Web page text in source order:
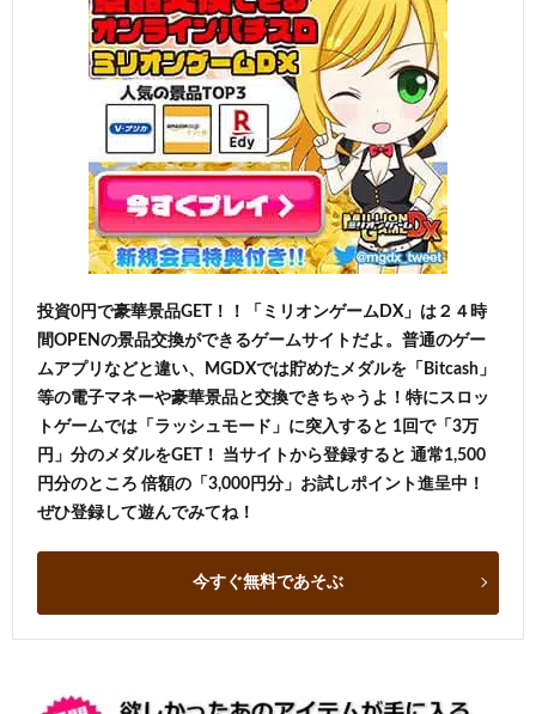
投資0円で豪華景品GET！！「ミリオンゲームDX」は２４時
間OPENの景品交換ができるゲームサイトだよ。普通のゲー
ムアプリなどと違い、MGDXでは貯めたメダルを「Bitcash」
等の電子マネーや豪華景品と交換できちゃうよ！特にスロッ
トゲームでは「ラッシュモード」に突入すると 1回で「3万
円」分のメダルをGET！ 当サイトから登録すると 通常1,500
円分のところ 倍額の「3,000円分」お試しポイント進呈中！
ぜひ登録して遊んでみてね！
今すぐ無料であそぶ